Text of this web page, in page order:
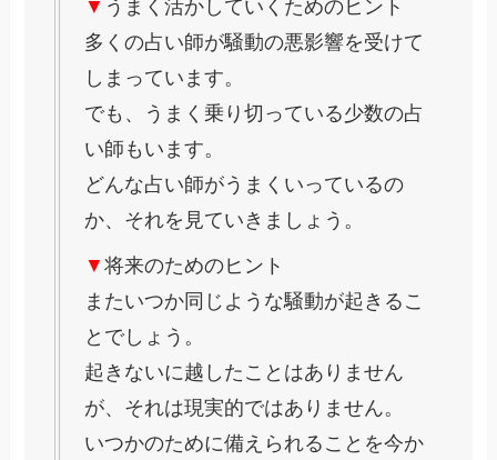
▼ うまく活かしていくためのヒント
多くの占い師が騒動の悪影響を受けて
しまっています。
でも、うまく乗り切っている少数の占
い師もいます。
どんな占い師がうまくいっているの
か、それを見ていきましょう。
▼将来のためのヒント
またいつか同じような騒動が起きるこ
とでしょう。
起きないに越したことはありません
が、それは現実的ではありません。
いつかのために備えられることを今か